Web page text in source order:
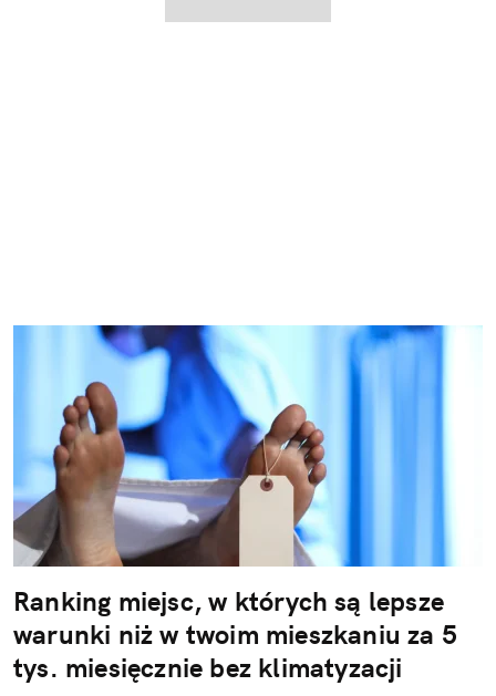
Ranking miejsc, w których są lepsze
warunki niż w twoim mieszkaniu za 5
tys. miesięcznie bez klimatyzacji